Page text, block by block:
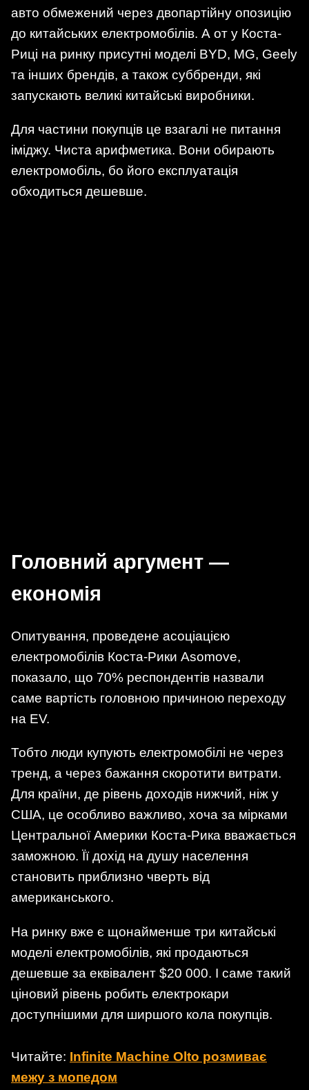
авто обмежений через двопартійну опозицію
до китайських електромобілів. А от у Коста-
Риці на ринку присутні моделі BYD, MG, Geely
та інших брендів, а також суббренди, які
запускають великі китайські виробники.
Для частини покупців це взагалі не питання
іміджу. Чиста арифметика. Вони обирають
електромобіль, бо його експлуатація
обходиться дешевше.
Головний аргумент —
економія
Опитування, проведене асоціацією
електромобілів Коста-Рики Asomove,
показало, що 70% респондентів назвали
саме вартість головною причиною переходу
на EV.
Тобто люди купують електромобілі не через
тренд, а через бажання скоротити витрати.
Для країни, де рівень доходів нижчий, ніж у
США, це особливо важливо, хоча за мірками
Центральної Америки Коста-Рика вважається
заможною. Її дохід на душу населення
становить приблизно чверть від
американського.
На ринку вже є щонайменше три китайські
моделі електромобілів, які продаються
дешевше за еквівалент $20 000. І саме такий
ціновий рівень робить електрокари
доступнішими для ширшого кола покупців.
Читайте: Infinite Machine Olto розмиває
межу з мопедом